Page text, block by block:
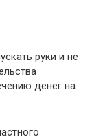
руки и не
денег на